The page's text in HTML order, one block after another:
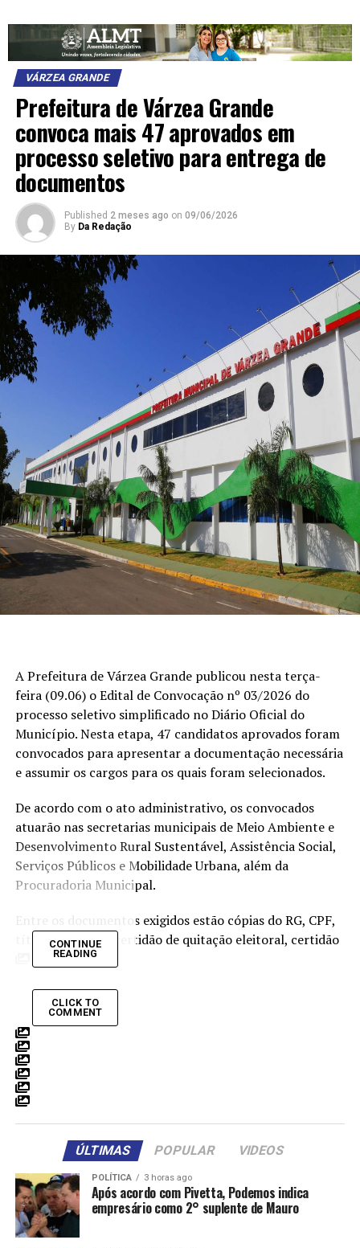
VÁRZEA GRANDE
Prefeitura de Várzea Grande
convoca mais 47 aprovados em
processo seletivo para entrega de
documentos
Published 2 meses ago on 09/06/2026
By Da Redação
A Prefeitura de Várzea Grande publicou nesta terça-
feira (09.06) o Edital de Convocação nº 03/2026 do
processo seletivo simplificado no Diário Oficial do
Município. Nesta etapa, 47 candidatos aprovados foram
convocados para apresentar a documentação necessária
e assumir os cargos para os quais foram selecionados.
De acordo com o ato administrativo, os convocados
atuarão nas secretarias municipais de Meio Ambiente e
Desenvolvimento Rural Sustentável, Assistência Social,
Serviços Públicos e Mobilidade Urbana, além da
Procuradoria Municipal.
Entre os documentos exigidos estão cópias do RG, CPF,
título de eleitor, certidão de quitação eleitoral, certidão
de nascimento ou casamento, comprovante de
certidões negativas de antecedentes criminais das
Justiças Estadual e Federal, além de atestado médico
admissional.
Também serão exigidas declarações de bens e valores, de
não acúmulo de cargos públicos, de disponibilidade para
cumprimento da jornada de trabalho e de veracidade das
informações e documentos apresentados, entre outros
requisitos previstos no edital.
A relação completa dos convocados pode ser consultada
no Diário Oficial do Município, disponível no endereço:
https://diario.varzeagrande.mt.gov.br/
CONTINUE
READING
CLICK TO
COMMENT
ÚLTIMAS POPULAR VIDEOS
POLÍTICA 3 horas ago
Após acordo com Pivetta, Podemos indica
empresário como 2° suplente de Mauro